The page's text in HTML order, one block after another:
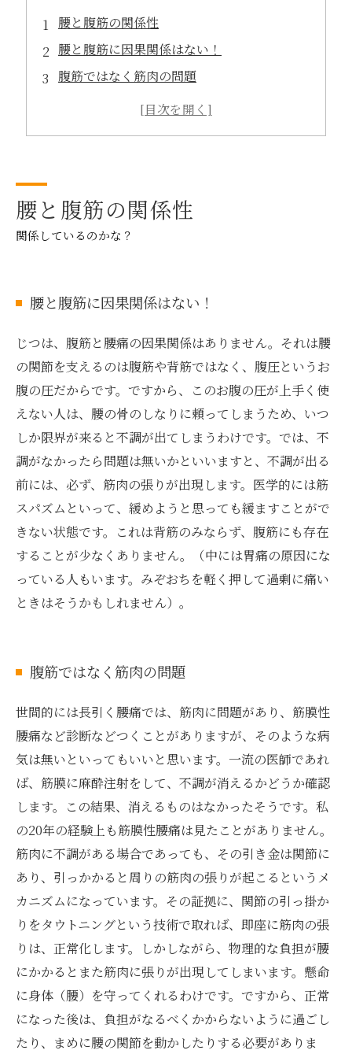
腰と腹筋の関係性
腰と腹筋に因果関係はない！
腹筋ではなく筋肉の問題
無暗な筋トレはNG!
腰と腹筋の関係性
関係しているのかな？
腰と腹筋に因果関係はない！
じつは、腹筋と腰痛の因果関係はありません。それは腰
の関節を支えるのは腹筋や背筋ではなく、腹圧というお
腹の圧だからです。ですから、このお腹の圧が上手く使
えない人は、腰の骨のしなりに頼ってしまうため、いつ
しか限界が来ると不調が出てしまうわけです。では、不
調がなかったら問題は無いかといいますと、不調が出る
前には、必ず、筋肉の張りが出現します。医学的には筋
スパズムといって、緩めようと思っても緩ますことがで
きない状態です。これは背筋のみならず、腹筋にも存在
することが少なくありません。（中には胃痛の原因にな
っている人もいます。みぞおちを軽く押して過剰に痛い
ときはそうかもしれません）。
腹筋ではなく筋肉の問題
世間的には長引く腰痛では、筋肉に問題があり、筋膜性
腰痛など診断などつくことがありますが、そのような病
気は無いといってもいいと思います。一流の医師であれ
ば、筋膜に麻酔注射をして、不調が消えるかどうか確認
します。この結果、消えるものはなかったそうです。私
の20年の経験上も筋膜性腰痛は見たことがありません。
筋肉に不調がある場合であっても、その引き金は関節に
あり、引っかかると周りの筋肉の張りが起こるというメ
カニズムになっています。その証拠に、関節の引っ掛か
りをタウトニングという技術で取れば、即座に筋肉の張
りは、正常化します。しかしながら、物理的な負担が腰
にかかるとまた筋肉に張りが出現してしまいます。懸命
に身体（腰）を守ってくれるわけです。ですから、正常
になった後は、負担がなるべくかからないように過ごし
たり、まめに腰の関節を動かしたりする必要がありま